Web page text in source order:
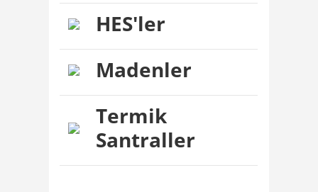
HES'ler
Madenler
Termik
Santraller